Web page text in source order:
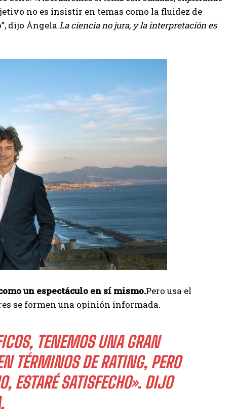
no es insistir en temas como la fluidez de
dijo Ángela.La ciencia no jura, y la interpretación es
un espectáculo en sí mismo.Pero usa el
se formen una opinión informada.
TENEMOS UNA GRAN
TÉRMINOS DE RATING, PERO
ESTARÉ SATISFECHO».DIJO